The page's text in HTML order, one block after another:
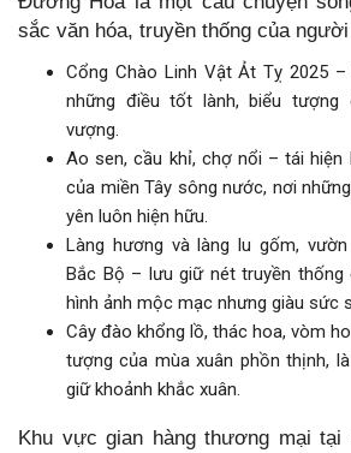
sắc văn hóa, truyền thống của
Cổng Chào Linh Vật Ảt Tỵ 2025
những điều tốt lành, biểu
vượng.
Ao sen, cầu khỉ, chợ nổi – tái hiện
của miền Tây sông nước, nơi
yên luôn hiện hữu.
Làng hương và làng lu gốm,
Bắc Bộ – lưu giữ nét truyền thống
hình ảnh mộc mạc nhưng giàu sức
Cây đào khổng lồ, thác hoa, vòm
tượng của mùa xuân phồn thịnh,
giữ khoảnh khắc xuân.
Khu vực gian hàng thương mại tại